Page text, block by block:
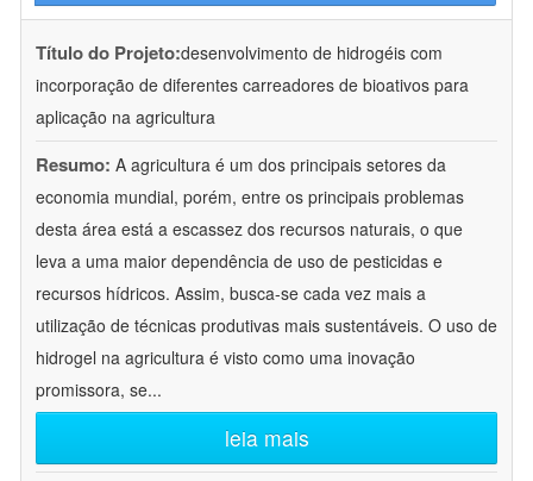
Título do Projeto:desenvolvimento de hidrogéis com
incorporação de diferentes carreadores de bioativos para
aplicação na agricultura
Resumo: A agricultura é um dos principais setores da
economia mundial, porém, entre os principais problemas
desta área está a escassez dos recursos naturais, o que
leva a uma maior dependência de uso de pesticidas e
recursos hídricos. Assim, busca-se cada vez mais a
utilização de técnicas produtivas mais sustentáveis. O uso de
hidrogel na agricultura é visto como uma inovação
promissora, se...
leia mais